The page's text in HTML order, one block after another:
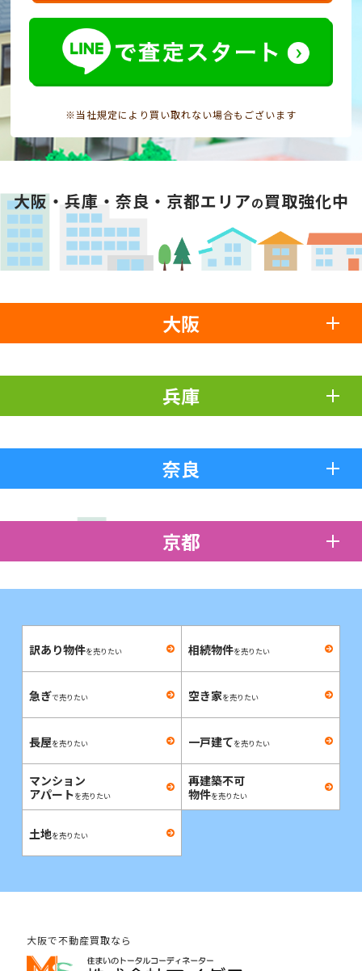
※当社規定により買い取れない場合もございます
大阪・兵庫・奈良・京都エリアの買取強化中
大阪
兵庫
奈良
京都
訳あり物件を売りたい 相続物件を売りたい
急ぎで売りたい 空き家を売りたい
長屋を売りたい 一戸建てを売りたい
マンション
アパートを売りたい
再建築不可
物件を売りたい
土地を売りたい
大阪で不動産買取なら